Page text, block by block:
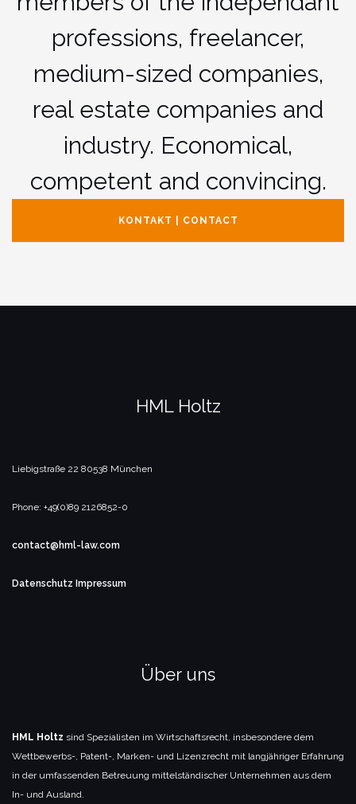
professions, freelancer,
medium-sized companies,
real estate companies and
industry. Economical,
competent and convincing.
KONTAKT | CONTACT
HML Holtz
Liebigstraße 22 80538 München
Phone: +49(0)89 2126852-0
contact@hml-law.com
Datenschutz Impressum
Über uns
HML Holtz sind Spezialisten im Wirtschaftsrecht, insbesondere dem
Wettbewerbs-, Patent-, Marken- und Lizenzrecht mit langjähriger Erfahrung
in der umfassenden Betreuung mittelständischer Unternehmen aus dem
In- und Ausland.